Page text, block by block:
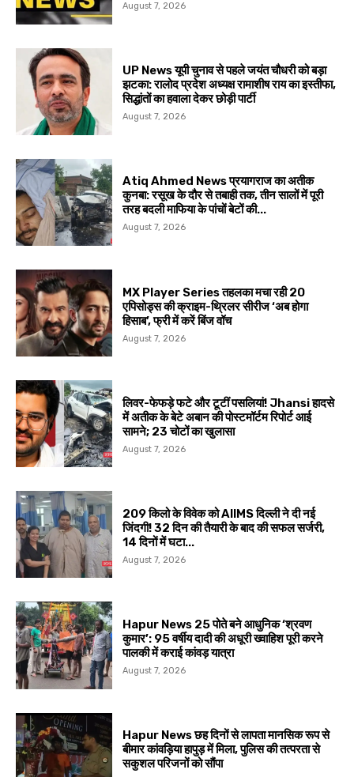
August 7, 2026
UP News यूपी चुनाव से पहले जयंत चौधरी को बड़ा
झटका: रालोद प्रदेश अध्यक्ष रामाशीष राय का इस्तीफा,
सिद्धांतों का हवाला देकर छोड़ी पार्टी
August 7, 2026
Atiq Ahmed News प्रयागराज का अतीक
कुनबा: रसूख के दौर से तबाही तक, तीन सालों में पूरी
तरह बदली माफिया के पांचों बेटों की...
August 7, 2026
MX Player Series तहलका मचा रही 20
एपिसोड्स की क्राइम-थ्रिलर सीरीज ‘अब होगा
हिसाब’, फ्री में करें बिंज वॉच
August 7, 2026
लिवर-फेफड़े फटे और टूटीं पसलियां! Jhansi हादसे
में अतीक के बेटे अबान की पोस्टमॉर्टम रिपोर्ट आई
सामने; 23 चोटों का खुलासा
August 7, 2026
209 किलो के विवेक को AIIMS दिल्ली ने दी नई
जिंदगी! 32 दिन की तैयारी के बाद की सफल सर्जरी,
14 दिनों में घटा...
August 7, 2026
Hapur News 25 पोते बने आधुनिक ‘श्रवण
कुमार’: 95 वर्षीय दादी की अधूरी ख्वाहिश पूरी करने
पालकी में कराई कांवड़ यात्रा
August 7, 2026
Hapur News छह दिनों से लापता मानसिक रूप से
बीमार कांवड़िया हापुड़ में मिला, पुलिस की तत्परता से
सकुशल परिजनों को सौंपा